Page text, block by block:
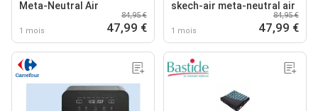
Meta-Neutral Air
1 mois
84,95 €
47,99 €
skech-air meta-neutral air
1 mois
84,95 €
47,99 €